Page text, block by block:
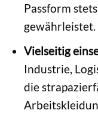
Passform
gewährleistet.
Vielseitig
Industrie,
die